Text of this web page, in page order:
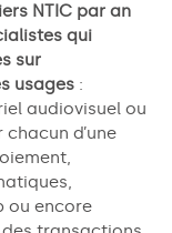
NTIC par an
qui
sur
usages :
audiovisuel ou
d’une
ou encore